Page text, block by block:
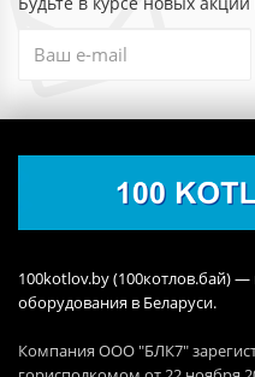
100kotlov.by (100котлов.бай)
оборудования в Беларуси.
Компания ООО "БЛК7"